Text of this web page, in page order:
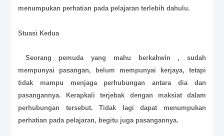
menumpukan perhatian pada pelajaran terlebih dahulu.
Stuasi Kedua
Seorang pemuda yang mahu berkahwin , sudah
mempunyai pasangan, belum mempunyai kerjaya, tetapi
tidak mampu menjaga perhubungan antara dia dan
pasangannya. Kerapkali terjebak dengan maksiat dalam
perhubungan tersebut. Tidak lagi dapat menumpukan
perhatian pada pelajaran, begitu juga pasangannya.